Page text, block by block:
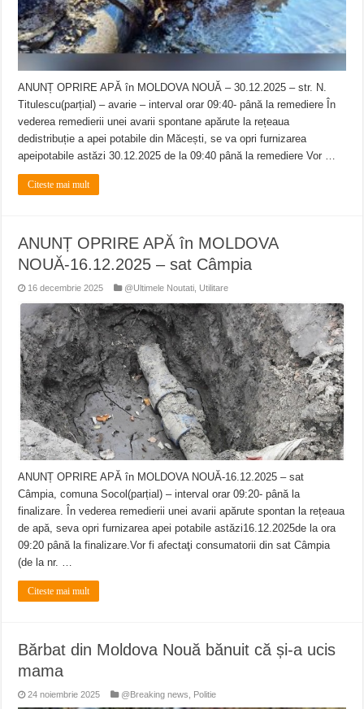
ANUNȚ OPRIRE APĂ în MOLDOVA NOUĂ – 30.12.2025 – str. N.
Titulescu(parțial) – avarie – interval orar 09:40- până la remediere În
vederea remedierii unei avarii spontane apărute la rețeaua
dedistribuție a apei potabile din Măcești, se va opri furnizarea
apeipotabile astăzi 30.12.2025 de la 09:40 până la remediere Vor …
Citeste mai mult
ANUNȚ OPRIRE APĂ în MOLDOVA
NOUĂ-16.12.2025 – sat Câmpia
16 decembrie 2025 @Ultimele Noutati Utilitare
ANUNȚ OPRIRE APĂ în MOLDOVA NOUĂ-16.12.2025 – sat
Câmpia, comuna Socol(parțial) – interval orar 09:20- până la
finalizare. În vederea remedierii unei avarii apărute spontan la rețeaua
de apă, seva opri furnizarea apei potabile astăzi16.12.2025de la ora
09:20 până la finalizare.Vor fi afectaţi consumatorii din sat Câmpia
(de la nr. …
Citeste mai mult
Bărbat din Moldova Nouă bănuit că și-a ucis
mama
24 noiembrie 2025 @Breaking news Politie